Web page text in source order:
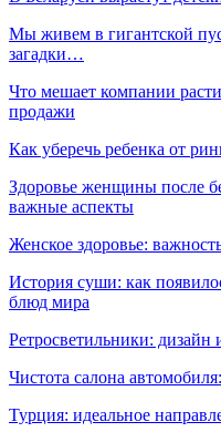
Мы живем в гигантской
загадки…
Что мешает компании
продажи
Как уберечь ребенка от
Здоровье женщины после
важные аспекты
Женское здоровье:
История суши: как
блюд мира
Ретросветильники: дизайн
Чистота салона
Турция: идеальное